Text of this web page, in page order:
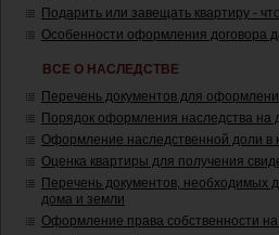
Подарить или завещать квартиру -
Особенности оформления договора
ВСЕ О НАСЛЕДСТВЕ
Перечень документов для
Порядок оформления наследства на
Оформление наследственной доли в
Оценка квартиры для получения
Перечень документов, необходимых
дома и земли
Оформление права собственности